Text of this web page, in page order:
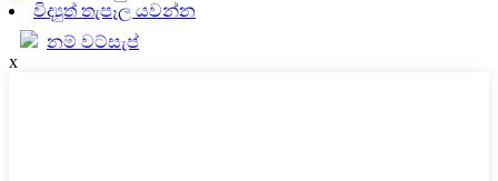
විද්‍යුත් තැපෑල යවන්න
නම් වට්සැප්
x